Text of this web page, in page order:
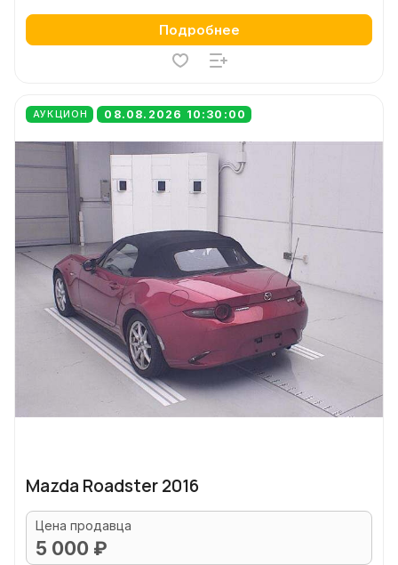
Подробнее
АУКЦИОН 08.08.2026 10:30:00
Mazda Roadster 2016
Цена продавца
5 000 ₽